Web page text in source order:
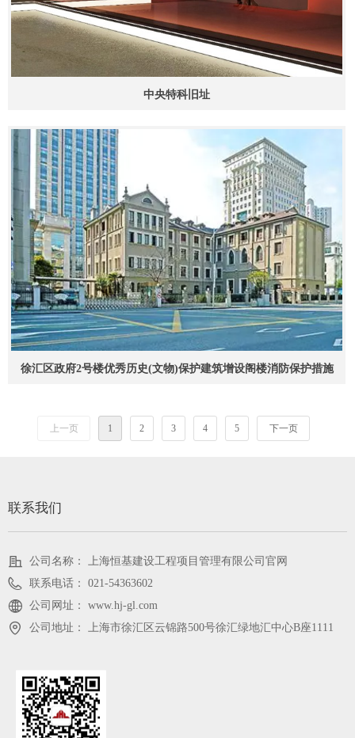
中央特科旧址
徐汇区政府2号楼优秀历史(文物)保护建筑增设阁楼消防保护措施
上一页 1 2 3 4 5 下一页
联系我们
公司名称：
上海恒基建设工程项目管理有限公司官网
联系电话：
021-54363602
公司网址：
www.hj-gl.com
公司地址：
上海市徐汇区云锦路500号徐汇绿地汇中心B座1111